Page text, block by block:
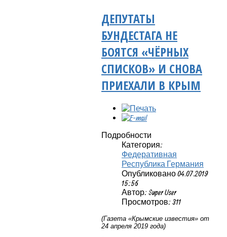
ДЕПУТАТЫ
БУНДЕСТАГА НЕ
БОЯТСЯ «ЧЁРНЫХ
СПИСКОВ» И СНОВА
ПРИЕХАЛИ В КРЫМ
Подробности
Категория:
Федеративная
Республика Германия
Опубликовано 04.07.2019
15:56
Автор: Super User
Просмотров: 311
(Газета «Крымские известия» от
24 апреля 2019 года)